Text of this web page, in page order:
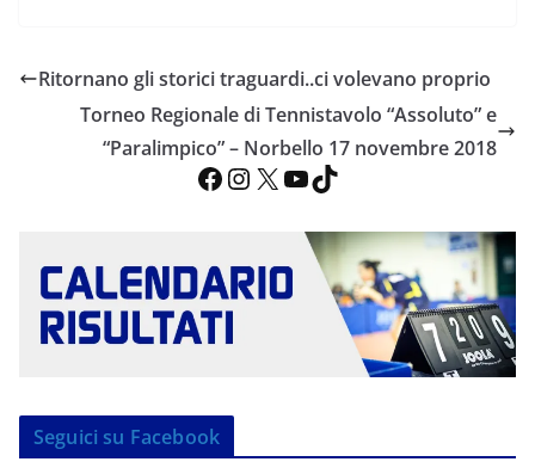
Ritornano gli storici traguardi..ci volevano proprio
Torneo Regionale di Tennistavolo “Assoluto” e
“Paralimpico” – Norbello 17 novembre 2018
Facebook InstagramX YouTube TikTok
Seguici su Facebook